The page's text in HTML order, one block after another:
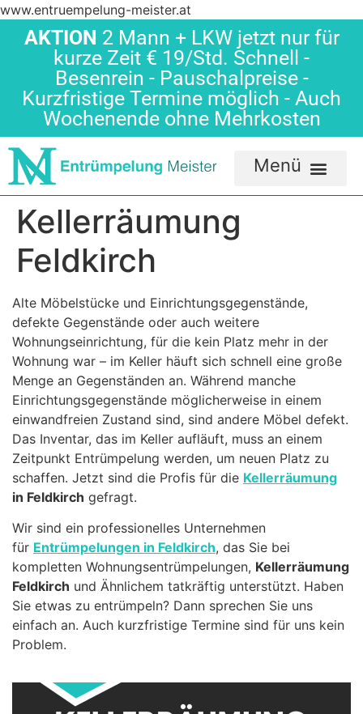
www.entruempelung-meister.at
AKTION 2 Mann + LKW jetzt nur für
kurze Zeit € 19/Std. Schnell -
Besenrein - Pauschalpreise -
Kurzfristige Termine möglich - Auch
Wochenende ohne Mehrkosten
Kellerräumung
Feldkirch
Alte Möbelstücke und Einrichtungsgegenstände,
defekte Gegenstände oder auch weitere
Wohnungseinrichtung, für die kein Platz mehr in der
Wohnung war – im Keller häuft sich schnell eine große
Menge an Gegenständen an. Während manche
Einrichtungsgegenstände möglicherweise in einem
einwandfreien Zustand sind, sind andere Möbel defekt.
Das Inventar, das im Keller aufläuft, muss an einem
Zeitpunkt Entrümpelung werden, um neuen Platz zu
schaffen. Jetzt sind die Profis für die Kellerräumung
in Feldkirch gefragt.
Wir sind ein professionelles Unternehmen
für Entrümpelungen in Feldkirch, das Sie bei
kompletten Wohnungsentrümpelungen, Kellerräumung
Feldkirch und Ähnlichem tatkräftig unterstützt. Haben
Sie etwas zu entrümpeln? Dann sprechen Sie uns
einfach an. Auch kurzfristige Termine sind für uns kein
Problem.